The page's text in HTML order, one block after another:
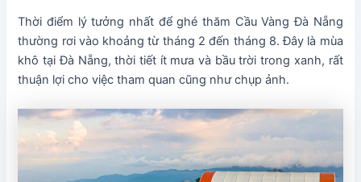
Thời điểm lý tưởng nhất để ghé thăm Cầu Vàng Đà Nẵng
thường rơi vào khoảng từ tháng 2 đến tháng 8. Đây là mùa
khô tại Đà Nẵng, thời tiết ít mưa và bầu trời trong xanh, rất
thuận lợi cho việc tham quan cũng như chụp ảnh.